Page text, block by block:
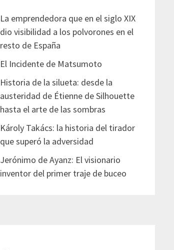
La emprendedora que en el siglo XIX
dio visibilidad a los polvorones en el
resto de España
El Incidente de Matsumoto
Historia de la silueta: desde la
austeridad de Étienne de Silhouette
hasta el arte de las sombras
Károly Takács: la historia del tirador
que superó la adversidad
Jerónimo de Ayanz: El visionario
inventor del primer traje de buceo